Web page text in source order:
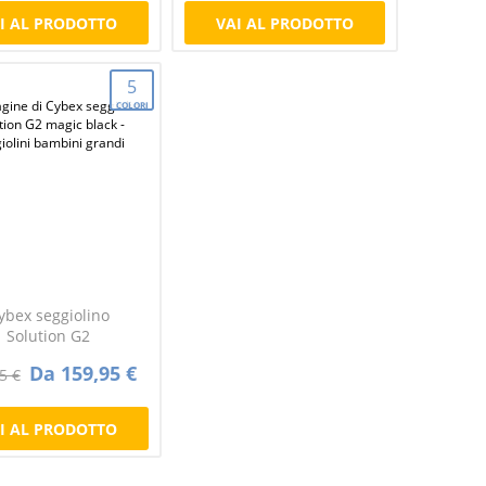
AL PRODOTTO VAI AL PRODOTTO
5
COLORI
seggiolino
Solution G2
€ Da 159,95 €
AL PRODOTTO